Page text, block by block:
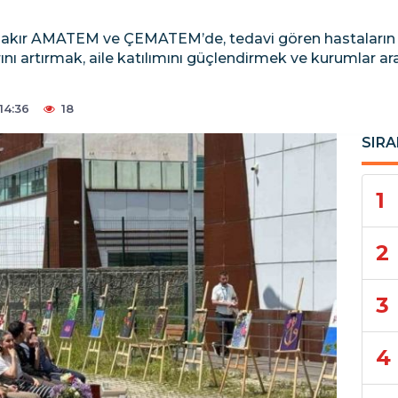
AMATEM ve ÇEMATEM’de, tedavi gören
artırmak, aile katılımını güçlendirmek ve kurumlar
18
1
2
3
4